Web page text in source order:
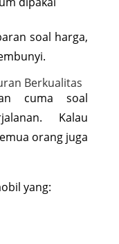
soal harga,
Berkualitas
cuma soal
Kalau
orang juga
yang: